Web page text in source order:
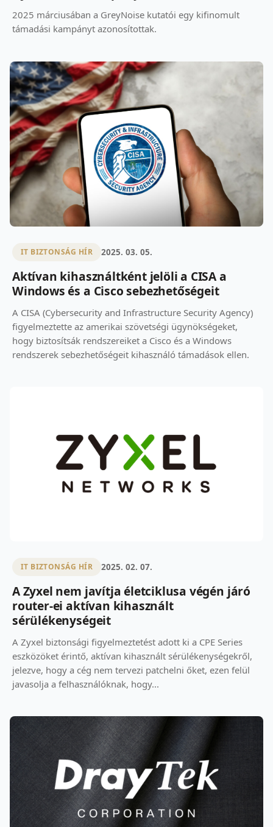
2025 márciusában a GreyNoise kutatói egy kifinomult
támadási kampányt azonosítottak.
IT BIZTONSÁG HÍR 2025. 03. 05.
Aktívan kihasználtként jelöli a CISA a
Windows és a Cisco sebezhetőségeit
A CISA (Cybersecurity and Infrastructure Security Agency)
figyelmeztette az amerikai szövetségi ügynökségeket,
hogy biztosítsák rendszereiket a Cisco és a Windows
rendszerek sebezhetőségeit kihasználó támadások ellen.
IT BIZTONSÁG HÍR 2025. 02. 07.
A Zyxel nem javítja életciklusa végén járó
router-ei aktívan kihasznált
sérülékenységeit
A Zyxel biztonsági figyelmeztetést adott ki a CPE Series
eszközöket érintő, aktívan kihasznált sérülékenységekről,
jelezve, hogy a cég nem tervezi patchelni őket, ezen felül
javasolja a felhasználóknak, hogy...